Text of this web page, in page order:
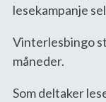
lesekampanje
Vinterlesbingo
måneder.
Som deltaker